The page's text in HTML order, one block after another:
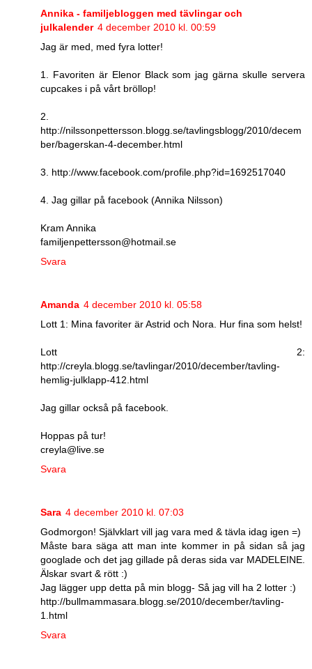
Annika - familjebloggen med tävlingar och
julkalender 4 december 2010 kl. 00:59
Jag är med, med fyra lotter!
1. Favoriten är Elenor Black som jag gärna skulle servera
cupcakes i på vårt bröllop!
2.
http://nilssonpettersson.blogg.se/tavlingsblogg/2010/decem
ber/bagerskan-4-december.html
3. http://www.facebook.com/profile.php?id=1692517040
4. Jag gillar på facebook (Annika Nilsson)
Kram Annika
familjenpettersson@hotmail.se
Svara
Amanda 4 december 2010 kl. 05:58
Lott 1: Mina favoriter är Astrid och Nora. Hur fina som helst!
Lott 2:
http://creyla.blogg.se/tavlingar/2010/december/tavling-
hemlig-julklapp-412.html
Jag gillar också på facebook.
Hoppas på tur!
creyla@live.se
Svara
Sara 4 december 2010 kl. 07:03
Godmorgon! Självklart vill jag vara med & tävla idag igen =)
Måste bara säga att man inte kommer in på sidan så jag
googlade och det jag gillade på deras sida var MADELEINE.
Älskar svart & rött :)
Jag lägger upp detta på min blogg- Så jag vill ha 2 lotter :)
http://bullmammasara.blogg.se/2010/december/tavling-
1.html
Svara